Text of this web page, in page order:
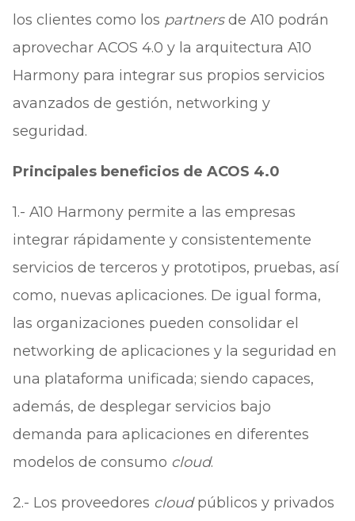
los clientes como los partnersde A10 podrán
aprovechar ACOS 4.0 y la arquitectura A10
Harmony para integrar sus propios servicios
avanzados de gestión, networking y
seguridad.
Principales beneficios de ACOS 4.0
1.- A10 Harmony permite a las empresas
integrar rápidamente y consistentemente
servicios de terceros y prototipos, pruebas, así
como, nuevas aplicaciones. De igual forma,
las organizaciones pueden consolidar el
networking de aplicaciones y la seguridad en
una plataforma unificada; siendo capaces,
además, de desplegar servicios bajo
demanda para aplicaciones en diferentes
modelos de consumo cloud.
2.- Los proveedores cloudpúblicos y privados